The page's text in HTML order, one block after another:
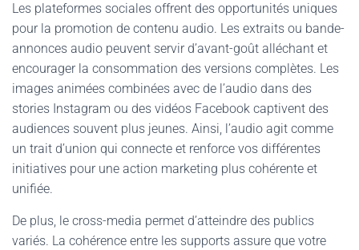
Les plateformes sociales offrent des opportunités uniques
pour la promotion de contenu audio. Les extraits ou bande-
annonces audio peuvent servir d’avant-goût alléchant et
encourager la consommation des versions complètes. Les
images animées combinées avec de l’audio dans des
stories Instagram ou des vidéos Facebook captivent des
audiences souvent plus jeunes. Ainsi, l’audio agit comme
un trait d’union qui connecte et renforce vos différentes
initiatives pour une action marketing plus cohérente et
unifiée.
De plus, le cross-media permet d’atteindre des publics
variés. La cohérence entre les supports assure que votre